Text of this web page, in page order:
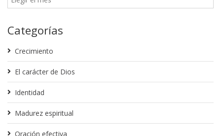
Categorías
Crecimiento
El carácter de Dios
Identidad
Madurez espiritual
Oración efectiva